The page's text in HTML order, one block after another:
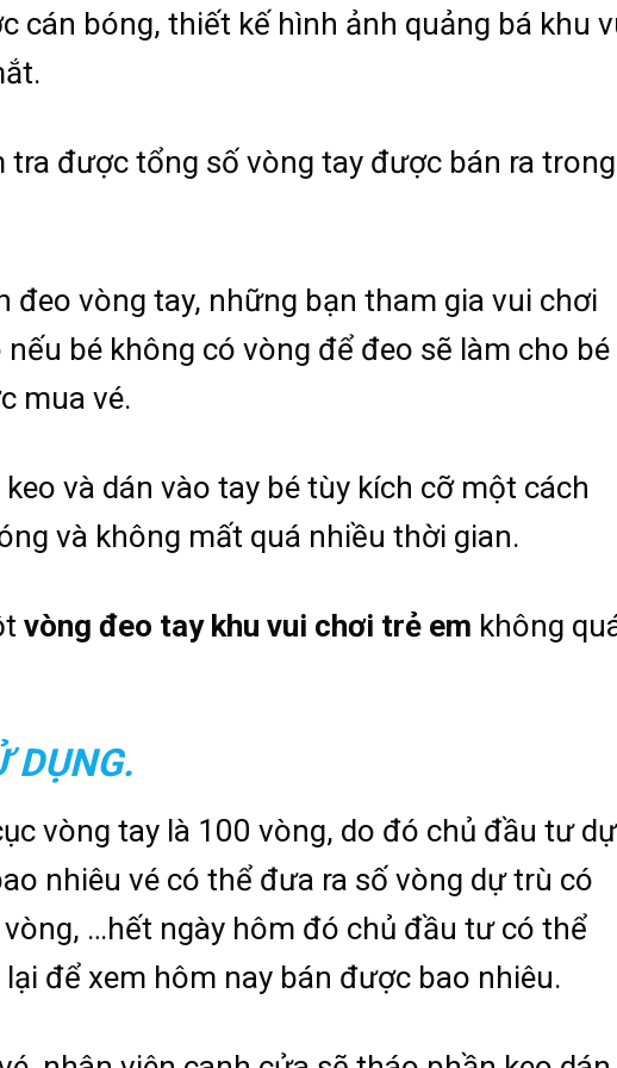
cán bóng, thiết kế hình ảnh quảng bá khu
tra được tổng số vòng tay được bán ra trong
đeo vòng tay, những bạn tham gia vui chơi
bé không có vòng để đeo sẽ làm cho bé
mua vé.
và dán vào tay bé tùy kích cỡ một cách
và không mất quá nhiều thời gian.
vòng đeo tay khu vui chơi trẻ em không
DỤNG.
vòng tay là 100 vòng, do đó chủ đầu tư dự
nhiêu vé có thể đưa ra số vòng dự trù có
…hết ngày hôm đó chủ đầu tư có thể
để xem hôm nay bán được bao nhiêu.